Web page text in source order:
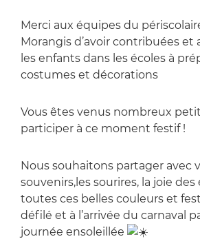
Merci aux équipes du
Morangis d’avoir contribuées et
les enfants dans les écoles à
costumes et décorations
Vous êtes venus nombreux
participer à ce moment festif !
Nous souhaitons partager avec
souvenirs,les sourires, la joie
toutes ces belles couleurs et
défilé et à l’arrivée du carnaval
journée ensoleillée